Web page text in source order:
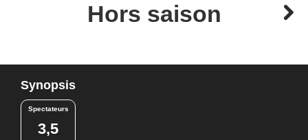
Hors saison
Synopsis
Spectateurs
3,5